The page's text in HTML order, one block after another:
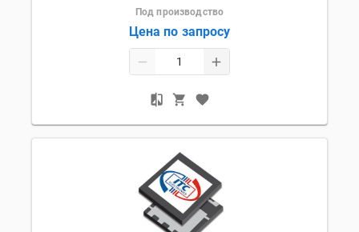
Под производство
Цена по запросу